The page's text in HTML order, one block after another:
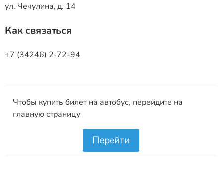
ул. Чечулина, д. 14
Как связаться
+7 (34246) 2-72-94
Чтобы купить билет на автобус, перейдите на
главную страницу
Перейти